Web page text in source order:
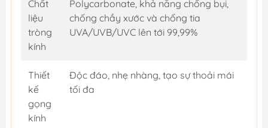
Chất
liệu
tròng
kính
Polycarbonate, khả năng chống bụi,
chống chầy xước và chống tia
UVA/UVB/UVC lên tới 99,99%
Thiết
kế
gọng
kính
Độc đáo, nhẹ nhàng, tạo sự thoải mái
tối đa